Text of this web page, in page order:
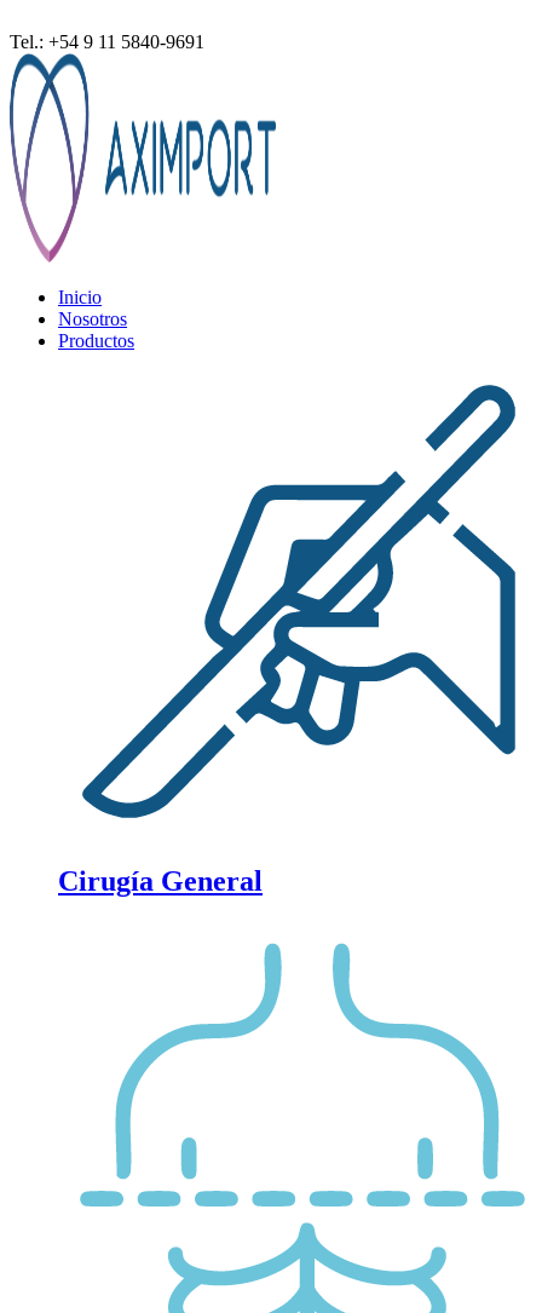
Tel.: +54 9 11 5840-9691
Inicio
Nosotros
Productos
Cirugía General